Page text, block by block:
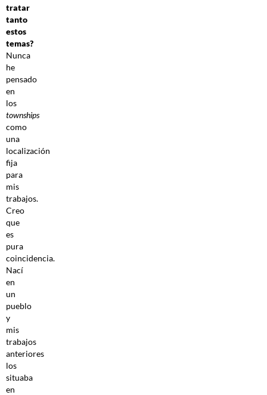
tratar
tanto
estos
temas?
Nunca
he
pensado
en
los
townships
como
una
localización
fija
para
mis
trabajos.
Creo
que
es
pura
coincidencia.
Nací
en
un
pueblo
y
mis
trabajos
anteriores
los
situaba
en